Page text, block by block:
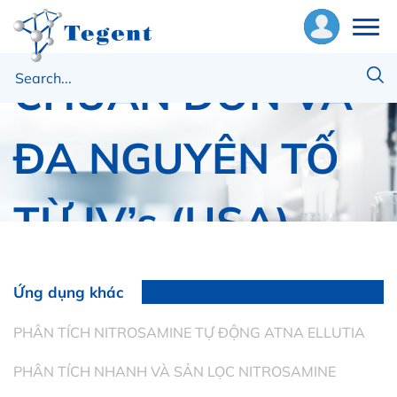
DUNG DỊCH
CHUẨN ĐƠN VÀ
ĐA NGUYÊN TỐ
TỪ IV’s (USA)
DUNG DỊCH CHUẨN ĐƠN VÀ ĐA NGUYÊN TỐ TỪ
Ứng dụng khác
PHÂN TÍCH NITROSAMINE TỰ ĐỘNG ATNA ELLUTIA
PHÂN TÍCH NHANH VÀ SẢN LỌC NITROSAMINE